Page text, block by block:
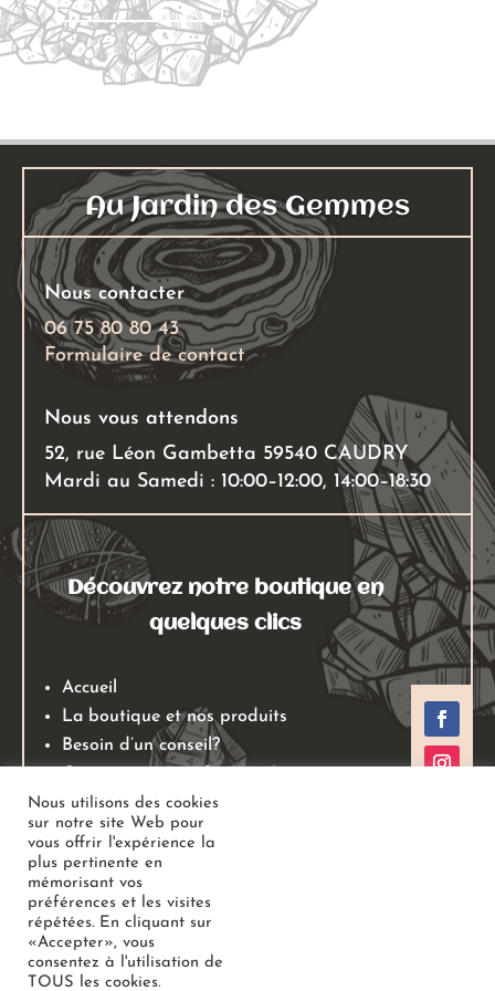
Au Jardin des Gemmes
Nous contacter
06 75 80 80 43
Formulaire de contact
Nous vous attendons
52, rue Léon Gambetta 59540 CAUDRY
Mardi au Samedi : 10:00–12:00, 14:00–18:30
Découvrez notre boutique en
quelques clics
Accueil
La boutique et nos produits
Besoin d’un conseil?
Mentions légales
Conditions générales de ventes
Politiques de retours
Politique de confidentialité
Copyright Au Jardin des Gemmes
Nous utilisons des cookies
sur notre site Web pour
vous offrir l'expérience la
plus pertinente en
mémorisant vos
préférences et les visites
répétées. En cliquant sur
«Accepter», vous
consentez à l'utilisation de
TOUS les cookies.